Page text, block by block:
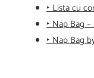
‣ Lista cu
‣ Nap Bag
‣ Nap Bag